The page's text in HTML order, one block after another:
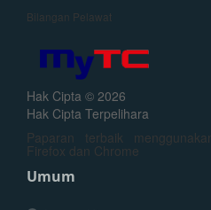
Bilangan Pelawat
Hak Cipta © 2026
Hak Cipta Terpelihara
Paparan terbaik
Firefox dan Chrome
Umum